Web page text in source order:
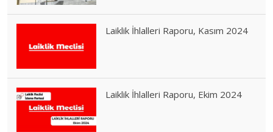
Laiklik İhlalleri Raporu, Kasım 2024
Laiklik İhlalleri Raporu, Ekim 2024